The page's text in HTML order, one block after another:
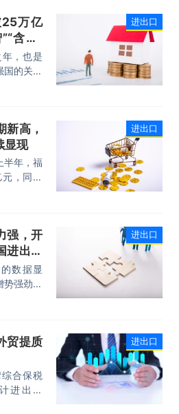
25万亿
含新”
，也是
的关键
模历史
占比显
核心引
入了强劲
进出口
新高，
显现
半年，福
，同比
亿
，外贸运
”的良好
进出口
强，开
进出口
数据显
强劲、
年上半
，进口
进出口
贸提质
合保税
进出口
，占大
进出口